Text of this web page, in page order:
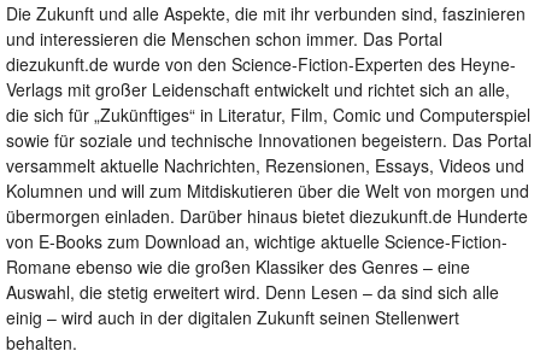
Die Zukunft und alle Aspekte, die mit ihr verbunden sind, faszinieren
und interessieren die Menschen schon immer. Das Portal
diezukunft.de wurde von den Science-Fiction-Experten des Heyne-
Verlags mit großer Leidenschaft entwickelt und richtet sich an alle,
die sich für „Zukünftiges“ in Literatur, Film, Comic und Computerspiel
sowie für soziale und technische Innovationen begeistern. Das Portal
versammelt aktuelle Nachrichten, Rezensionen, Essays, Videos und
Kolumnen und will zum Mitdiskutieren über die Welt von morgen und
übermorgen einladen. Darüber hinaus bietet diezukunft.de Hunderte
von E-Books zum Download an, wichtige aktuelle Science-Fiction-
Romane ebenso wie die großen Klassiker des Genres – eine
Auswahl, die stetig erweitert wird. Denn Lesen – da sind sich alle
einig – wird auch in der digitalen Zukunft seinen Stellenwert
behalten.